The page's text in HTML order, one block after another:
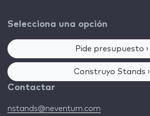
Selecciona una opción
Pide presupuesto ›
Construyo Stands ›
Contactar
nstands@neventum.com